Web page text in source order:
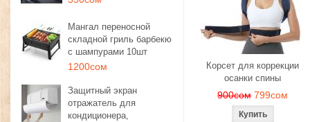
Мангал переносной
складной гриль барбекю
с шампурами 10шт
1200сом
Защитный экран
отражатель для
кондиционера,
Корсет для коррекции
осанки спины
900сом 799сом